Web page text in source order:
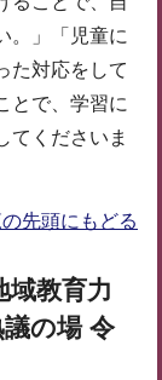
。」「児童に
た対応をして
とで、学習に
てくださいま
先頭にもどる
域教育力
の場 令